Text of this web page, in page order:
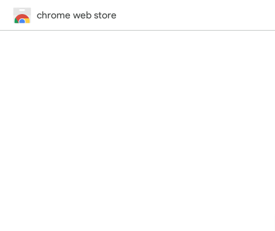
chrome web store